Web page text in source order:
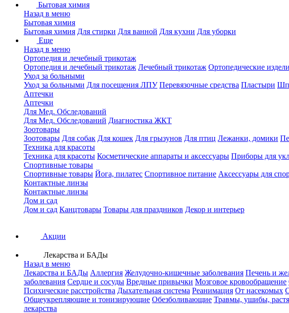
Бытовая химия
Назад в меню
Бытовая химия
Бытовая химия Для стирки Для ванной Для кухни Для уборки
Еще
Назад в меню
Ортопедия и лечебный трикотаж
Ортопедия и лечебный трикотаж Лечебный трикотаж Ортопедические
Уход за больными
Уход за больными Для посещения ЛПУ Перевязочные средства Пластыри
Аптечки
Аптечки
Для Мед. Обследований
Для Мед. Обследований Диагностика ЖКТ
Зоотовары
Зоотовары Для собак Для кошек Для грызунов Для птиц Лежанки, домики
Техника для красоты
Техника для красоты Косметические аппараты и аксессуары Приборы для
Спортивные товары
Спортивные товары Йога, пилатес Спортивное питание Аксессуары для
Контактные линзы
Контактные линзы
Дом и сад
Дом и сад Канцтовары Товары для праздников Декор и интерьер
Акции
Лекарства и БАДы
Назад в меню
Лекарства и БАДы Аллергия Желудочно-кишечные заболевания Печень и
заболевания Сердце и сосуды Вредные привычки Мозговое кровообращение
Психические расстройства Дыхательная система Реанимация От насекомых
Общеукрепляющие и тонизирующие Обезболивающие Травмы, ушибы,
лекарства